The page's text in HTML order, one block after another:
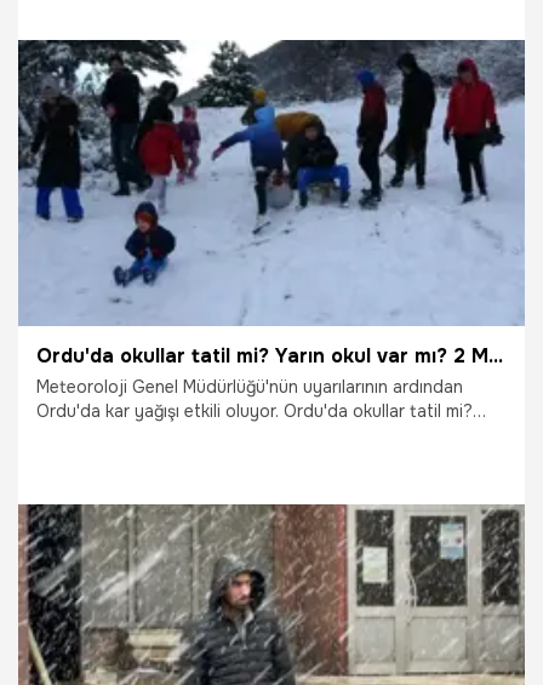
17.03.2026 Gündem
Ordu'da okullar tatil mi? Yarın okul var mı? 2 Mart 2026 Pazartesi Ordu'da okullar tatil edildi mi? Açıklama geldi
Meteoroloji Genel Müdürlüğü'nün uyarılarının ardından
Ordu'da kar yağışı etkili oluyor. Ordu'da okullar tatil mi?
1.03.2026 Gündem